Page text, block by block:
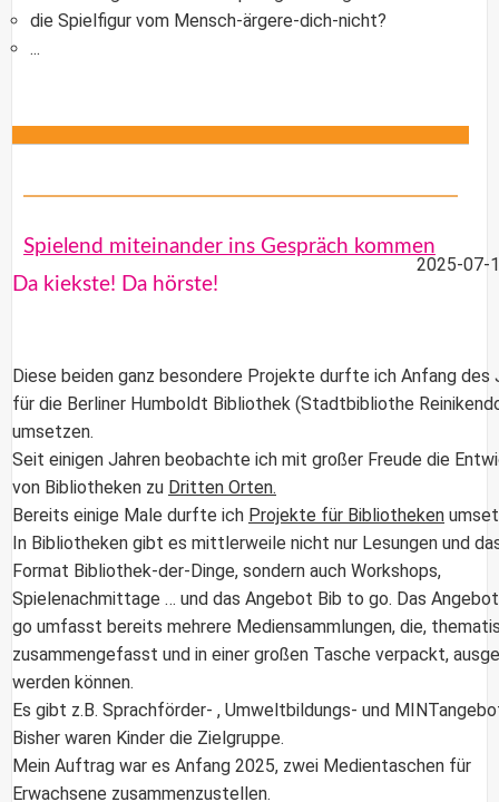
die Spielfigur vom Mensch-ärgere-dich-nicht?
...
2025-07-
Spielend miteinander ins Gespräch kommen
Da kiekste! Da hörste!
Diese beiden ganz besondere Projekte durfte ich Anfang des
für die Berliner Humboldt Bibliothek (Stadtbibliothe
umsetzen.
Seit einigen Jahren beobachte ich mit großer Freude die
von Bibliotheken zu Dritten Orten.
Bereits einige Male durfte ich Projekte für Bibliotheken
In Bibliotheken gibt es mittlerweile nicht nur Lesungen und
Format Bibliothek-der-Dinge, sondern auch Workshops,
Spielenachmittage … und das Angebot Bib to go. Das
go umfasst bereits mehrere Mediensammlungen, die,
zusammengefasst und in einer großen Tasche verpackt,
werden können.
Es gibt z.B. Sprachförder- , Umweltbildungs- und
Bisher waren Kinder die Zielgruppe.
Mein Auftrag war es Anfang 2025, zwei Medientaschen für
Erwachsene zusammenzustellen.